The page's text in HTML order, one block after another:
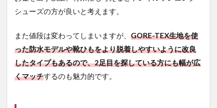
シューズの方が良いと考えます。
また値段は変わってしまいますが、 GORE-TEX生地を使
った防水モデルや靴ひもをより脱着しやすいように改良
したタイプもあるので、2足目を探している方にも幅が広
くマッチするのも魅力的です。